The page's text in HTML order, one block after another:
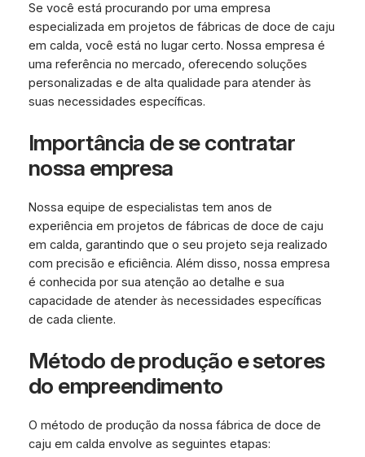
Se você está procurando por uma empresa
especializada em projetos de fábricas de doce de caju
em calda, você está no lugar certo. Nossa empresa é
uma referência no mercado, oferecendo soluções
personalizadas e de alta qualidade para atender às
suas necessidades específicas.
Importância de se contratar
nossa empresa
Nossa equipe de especialistas tem anos de
experiência em projetos de fábricas de doce de caju
em calda, garantindo que o seu projeto seja realizado
com precisão e eficiência. Além disso, nossa empresa
é conhecida por sua atenção ao detalhe e sua
capacidade de atender às necessidades específicas
de cada cliente.
Método de produção e setores
do empreendimento
O método de produção da nossa fábrica de doce de
caju em calda envolve as seguintes etapas: